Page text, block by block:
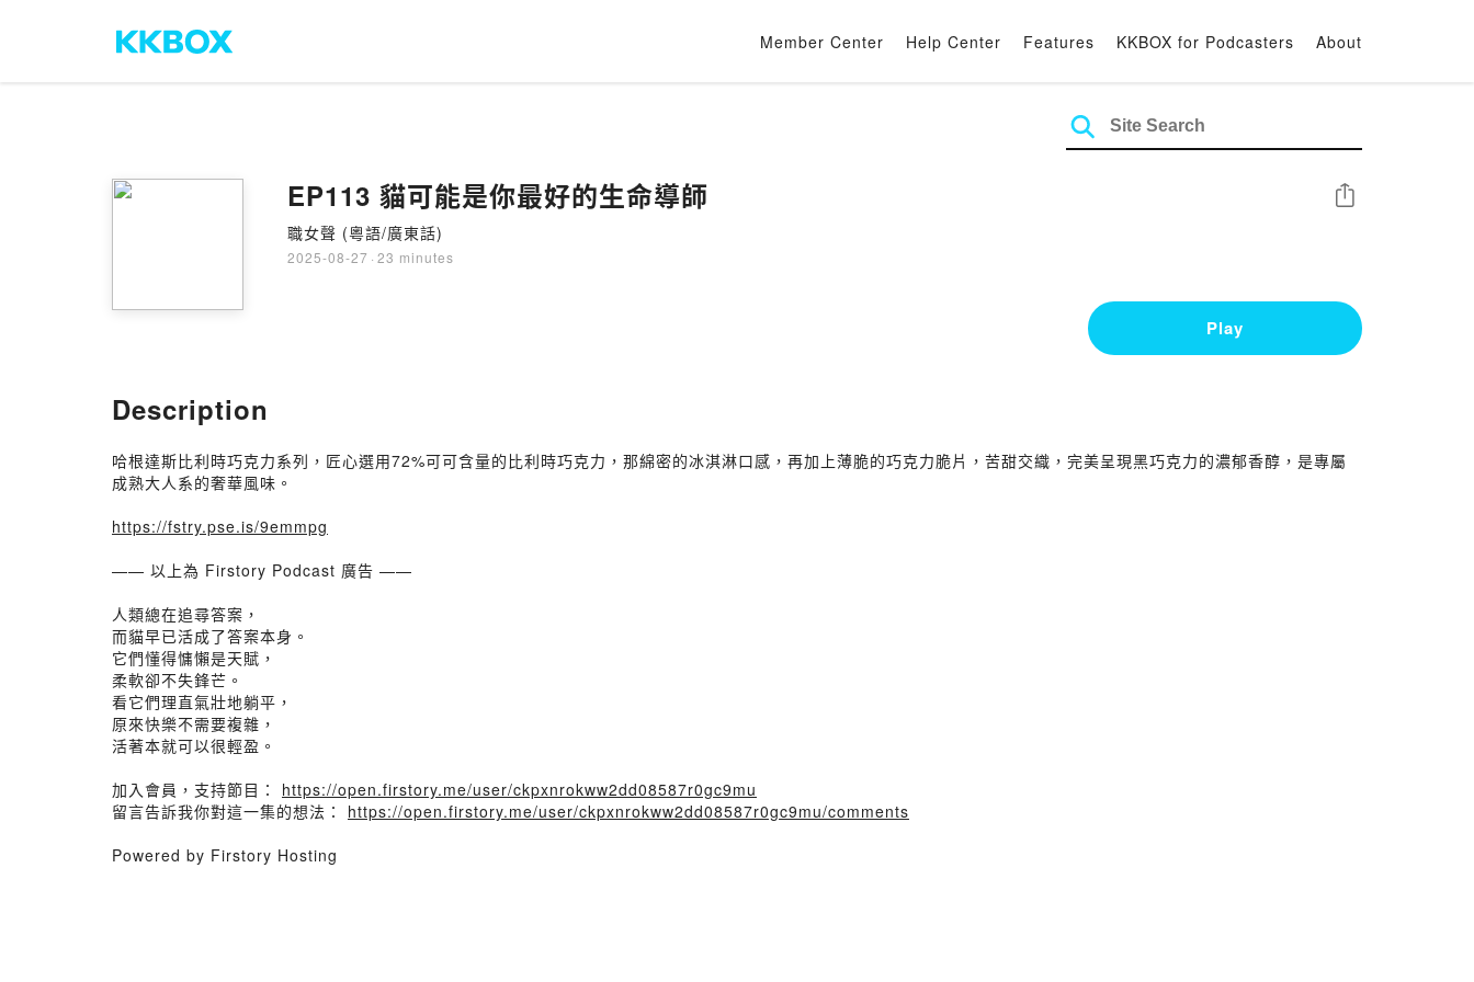
Member Center Help Center Features KKBOX for Podcasters About
EP113 貓可能是你最好的生命導師
職女聲 (粵語/廣東話)
2025-08-27 · 23 minutes
Share
Play
Description
哈根達斯比利時巧克力系列，匠心選用72%可可含量的比利時巧克力，那綿密的冰淇淋口感，再加上薄脆的巧克力脆片，苦甜交織，完美呈現黑巧克力的濃郁香醇，是專屬
成熟大人系的奢華風味。
https://fstry.pse.is/9emmpg
—— 以上為 Firstory Podcast 廣告 ——
人類總在追尋答案，
而貓早已活成了答案本身。
它們懂得慵懶是天賦，
柔軟卻不失鋒芒。
看它們理直氣壯地躺平，
原來快樂不需要複雜，
活著本就可以很輕盈。
加入會員，支持節目： https://open.firstory.me/user/ckpxnrokww2dd08587r0gc9mu
留言告訴我你對這一集的想法： https://open.firstory.me/user/ckpxnrokww2dd08587r0gc9mu/comments
Powered by Firstory Hosting